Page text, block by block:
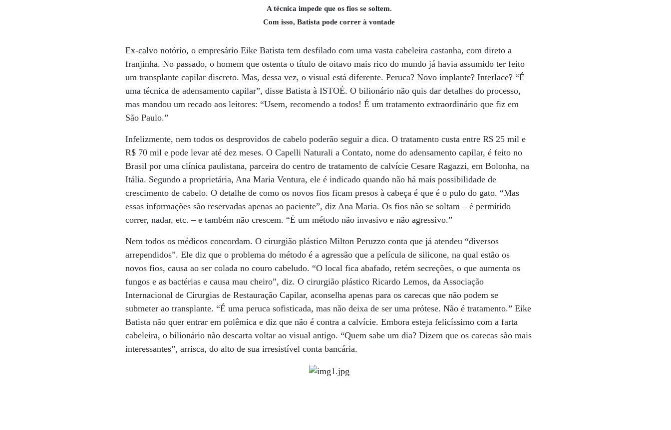
A técnica impede que os fios se soltem.
Com isso, Batista pode correr à vontade
Ex-calvo notório, o empresário Eike Batista tem desfilado com uma vasta cabeleira castanha, com direto a
franjinha. No passado, o homem que ostenta o título de oitavo mais rico do mundo já havia assumido ter feito
um transplante capilar discreto. Mas, dessa vez, o visual está diferente. Peruca? Novo implante? Interlace? “É
uma técnica de adensamento capilar”, disse Batista à ISTOÉ. O bilionário não quis dar detalhes do processo,
mas mandou um recado aos leitores: “Usem, recomendo a todos! É um tratamento extraordinário que fiz em
São Paulo.”
Infelizmente, nem todos os desprovidos de cabelo poderão seguir a dica. O tratamento custa entre R$ 25 mil e
R$ 70 mil e pode levar até dez meses. O Capelli Naturali a Contato, nome do adensamento capilar, é feito no
Brasil por uma clínica paulistana, parceira do centro de tratamento de calvície Cesare Ragazzi, em Bolonha, na
Itália. Segundo a proprietária, Ana Maria Ventura, ele é indicado quando não há mais possibilidade de
crescimento de cabelo. O detalhe de como os novos fios ficam presos à cabeça é que é o pulo do gato. “Mas
essas informações são reservadas apenas ao paciente”, diz Ana Maria. Os fios não se soltam – é permitido
correr, nadar, etc. – e também não crescem. “É um método não invasivo e não agressivo.”
Nem todos os médicos concordam. O cirurgião plástico Milton Peruzzo conta que já atendeu “diversos
arrependidos”. Ele diz que o problema do método é a agressão que a película de silicone, na qual estão os
novos fios, causa ao ser colada no couro cabeludo. “O local fica abafado, retém secreções, o que aumenta os
fungos e as bactérias e causa mau cheiro”, diz. O cirurgião plástico Ricardo Lemos, da Associação
Internacional de Cirurgias de Restauração Capilar, aconselha apenas para os carecas que não podem se
submeter ao transplante. “É uma peruca sofisticada, mas não deixa de ser uma prótese. Não é tratamento.” Eike
Batista não quer entrar em polêmica e diz que não é contra a calvície. Embora esteja felicíssimo com a farta
cabeleira, o bilionário não descarta voltar ao visual antigo. “Quem sabe um dia? Dizem que os carecas são mais
interessantes”, arrisca, do alto de sua irresistível conta bancária.